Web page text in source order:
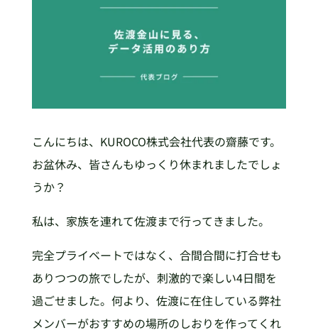
こんにちは、KUROCO株式会社代表の齋藤です。
お盆休み、皆さんもゆっくり休まれましたでしょ
うか？
私は、家族を連れて佐渡まで行ってきました。
完全プライベートではなく、合間合間に打合せも
ありつつの旅でしたが、刺激的で楽しい4日間を
過ごせました。何より、佐渡に在住している弊社
メンバーがおすすめの場所のしおりを作ってくれ